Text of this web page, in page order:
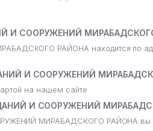
И СООРУЖЕНИЙ
РАЙОНА находится по
И СООРУЖЕНИЙ
на нашем сайте
И СООРУЖЕНИЙ
МИРАБАДСКОГО РАЙОНА вы